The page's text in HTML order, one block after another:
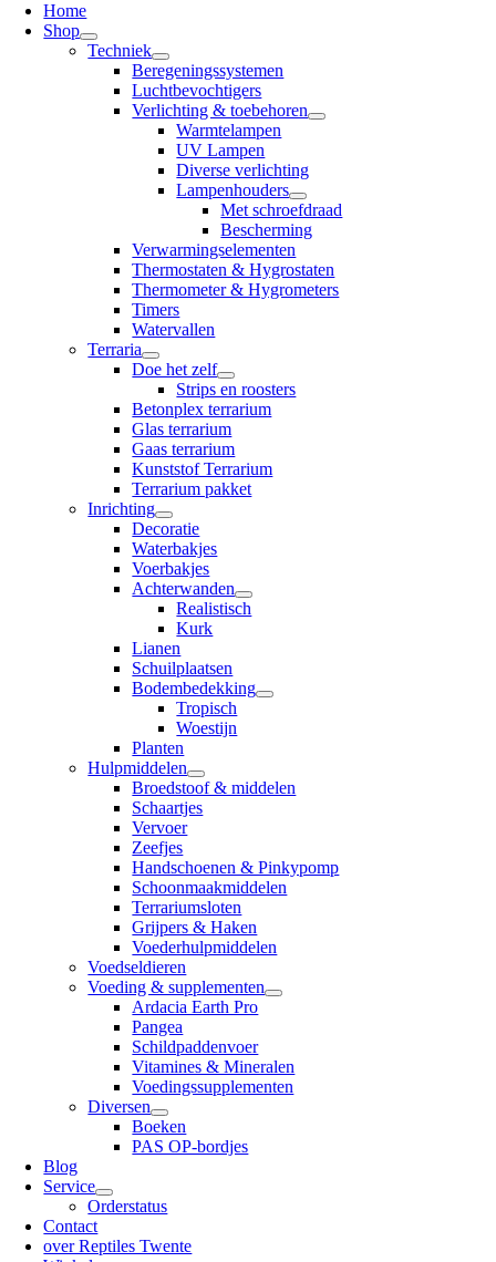
Home
Shop
Techniek
Beregeningssystemen
Luchtbevochtigers
Verlichting & toebehoren
Warmtelampen
UV Lampen
Diverse verlichting
Lampenhouders
Met schroefdraad
Bescherming
Verwarmingselementen
Thermostaten & Hygrostaten
Thermometer & Hygrometers
Timers
Watervallen
Terraria
Doe het zelf
Strips en roosters
Betonplex terrarium
Glas terrarium
Gaas terrarium
Kunststof Terrarium
Terrarium pakket
Inrichting
Decoratie
Waterbakjes
Voerbakjes
Achterwanden
Realistisch
Kurk
Lianen
Schuilplaatsen
Bodembedekking
Tropisch
Woestijn
Planten
Hulpmiddelen
Broedstoof & middelen
Schaartjes
Vervoer
Zeefjes
Handschoenen & Pinkypomp
Schoonmaakmiddelen
Terrariumsloten
Grijpers & Haken
Voederhulpmiddelen
Voedseldieren
Voeding & supplementen
Ardacia Earth Pro
Pangea
Schildpaddenvoer
Vitamines & Mineralen
Voedingssupplementen
Diversen
Boeken
PAS OP-bordjes
Blog
Service
Orderstatus
Contact
over Reptiles Twente